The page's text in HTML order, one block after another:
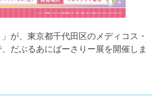
が、東京都千代田区のメディコス・
だぶるあにばーさりー展を開催しま